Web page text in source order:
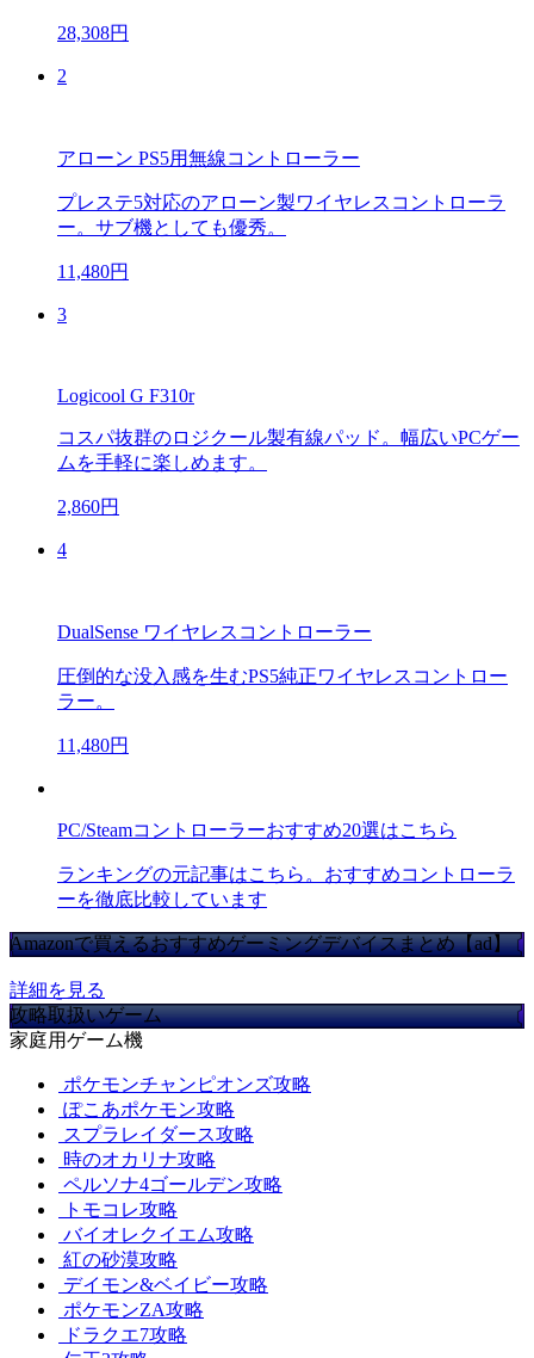
28,308円
2
アローン PS5用無線コントローラー
プレステ5対応のアローン製ワイヤレスコントローラ
ー。サブ機としても優秀。
11,480円
3
Logicool G F310r
コスパ抜群のロジクール製有線パッド。幅広いPCゲー
ムを手軽に楽しめます。
2,860円
4
DualSense ワイヤレスコントローラー
圧倒的な没入感を生むPS5純正ワイヤレスコントロー
ラー。
11,480円
PC/Steamコントローラーおすすめ20選はこちら
ランキングの元記事はこちら。おすすめコントローラ
ーを徹底比較しています
Amazonで買えるおすすめゲーミングデバイスまとめ【ad】
詳細を見る
攻略取扱いゲーム
家庭用ゲーム機
ポケモンチャンピオンズ攻略
ぽこあポケモン攻略
スプラレイダース攻略
時のオカリナ攻略
ペルソナ4ゴールデン攻略
トモコレ攻略
バイオレクイエム攻略
紅の砂漠攻略
デイモン&ベイビー攻略
ポケモンZA攻略
ドラクエ7攻略